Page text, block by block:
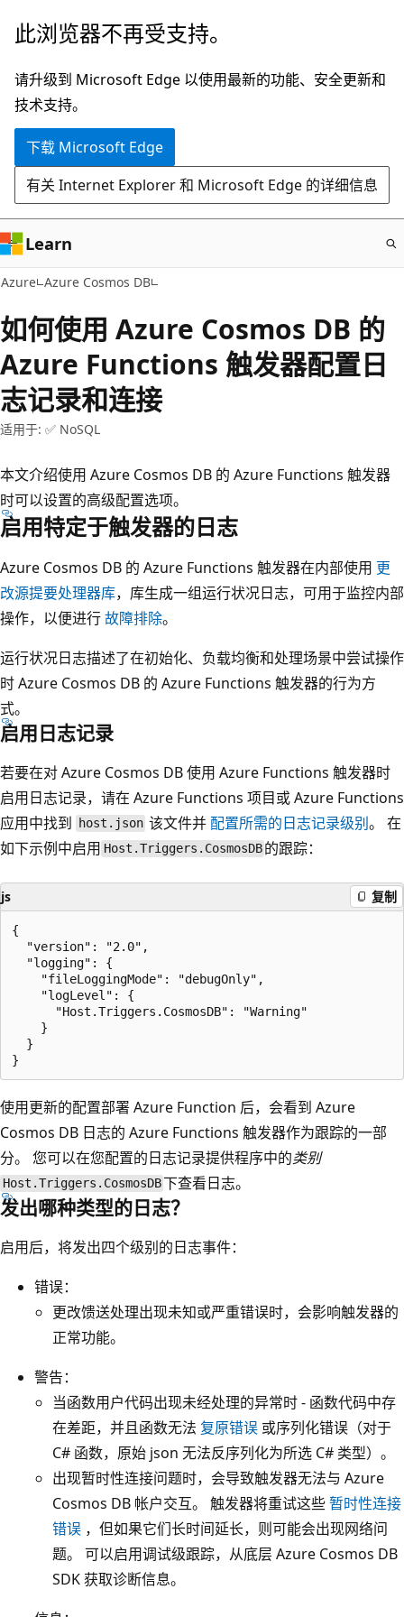
跳
主
要
内
此浏览器不再受支持。
请升级到 Microsoft Edge 以使用最新的功能、安全更新和
技术支持。
下载 Microsoft Edge
有关 Internet Explorer 和 Microsoft Edge 的详细信息
Learn
Azure Azure Cosmos DB
如何使用 Azure Cosmos DB 的
Azure Functions 触发器配置日
志记录和连接
适用于: ✅ NoSQL
本文介绍使用 Azure Cosmos DB 的 Azure Functions 触发器
时可以设置的高级配置选项。
启用特定于触发器的日志
Azure Cosmos DB 的 Azure Functions 触发器在内部使用 更
改源提要处理器库，库生成一组运行状况日志，可用于监控内部
操作，以便进行故障排除。
运行状况日志描述了在初始化、负载均衡和处理场景中尝试操作
时 Azure Cosmos DB 的 Azure Functions 触发器的行为方
式。
启用日志记录
若要在对 Azure Cosmos DB 使用 Azure Functions 触发器时
启用日志记录，请在 Azure Functions 项目或 Azure Functions
应用中找到
host.json 该文件并 配置所需的日志记录级别。 在
如下示例中启用 Host.Triggers.CosmosDB 的跟踪：
js 复制
{
  "version": "2.0",
  "logging": {
    "fileLoggingMode": "debugOnly",
    "logLevel": {
      "Host.Triggers.CosmosDB": "Warning"
    }
  }
使用更新的配置部署 Azure Function 后，会看到 Azure
Cosmos DB 日志的 Azure Functions 触发器作为跟踪的一部
分。 您可以在您配置的日志记录提供程序中的类别
Host.Triggers.CosmosDB下查看日志。
发出哪种类型的日志？
启用后，将发出四个级别的日志事件：
错误：
更改馈送处理出现未知或严重错误时，会影响触发器的
正常功能。
警告：
当函数用户代码出现未经处理的异常时 - 函数代码中存
在差距，并且函数无法 复原错误 或序列化错误（对于
C# 函数，原始 json 无法反序列化为所选 C# 类型）。
出现暂时性连接问题时，会导致触发器无法与 Azure
Cosmos DB 帐户交互。 触发器将重试这些暂时性连接
错误 ，但如果它们长时间延长，则可能会出现网络问
题。 可以启用调试级跟踪，从底层 Azure Cosmos DB
SDK 获取诊断信息。